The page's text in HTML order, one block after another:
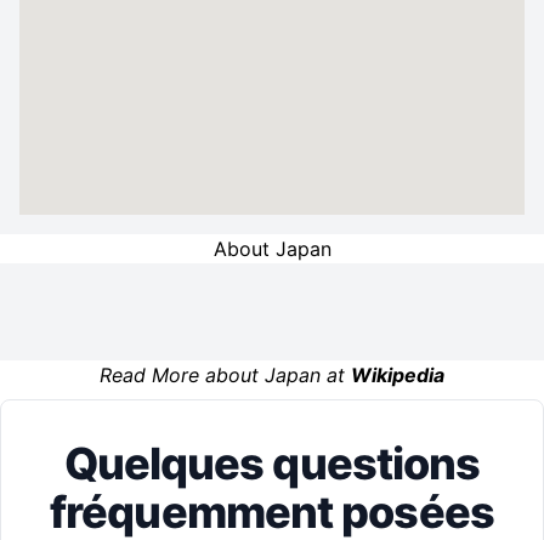
About Japan
Read More about Japan at Wikipedia
Quelques questions
fréquemment posées